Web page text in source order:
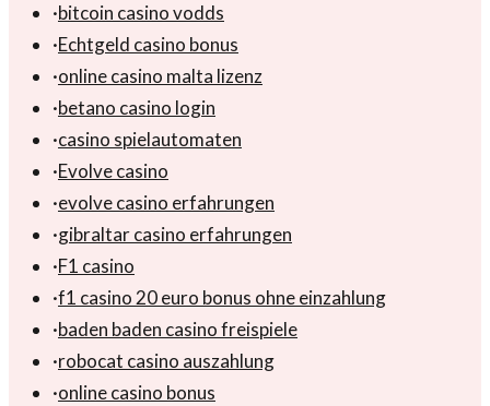
·bitcoin casino vodds
·Echtgeld casino bonus
·online casino malta lizenz
·betano casino login
·casino spielautomaten
·Evolve casino
·evolve casino erfahrungen
·gibraltar casino erfahrungen
·F1 casino
·f1 casino 20 euro bonus ohne einzahlung
·baden baden casino freispiele
·robocat casino auszahlung
·online casino bonus